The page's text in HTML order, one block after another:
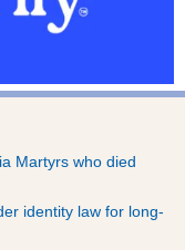
Martyrs who died
identity law for long-